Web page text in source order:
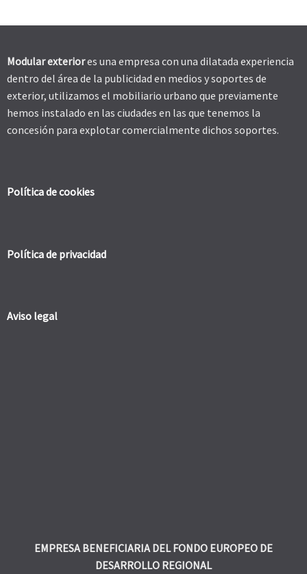
Modular exteriores una empresa con una dilatada experiencia
dentro del área de la publicidad en medios y soportes de
exterior, utilizamos el mobiliario urbano que previamente
hemos instalado en las ciudades en las que tenemos la
concesión para explotar comercialmente dichos soportes.
Política de cookies
Política de privacidad
Aviso legal
EMPRESA BENEFICIARIA DEL FONDO EUROPEO DE
DESARROLLO REGIONAL